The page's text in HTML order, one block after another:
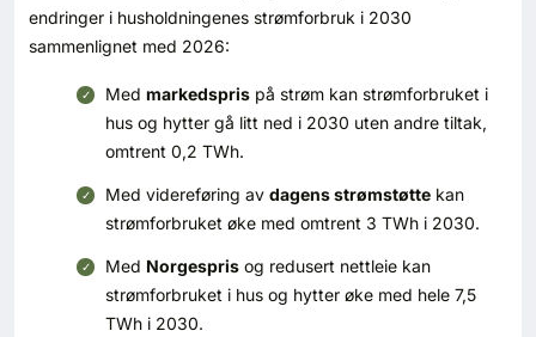
SE BLADARKIV
endringer i husholdningenes strømforbruk i 2030
sammenlignet med 2026:
Med markedspris på strøm kan strømforbruket i
hus og hytter gå litt ned i 2030 uten andre tiltak,
omtrent 0,2 TWh.
Med videreføring av dagens strømstøtte kan
strømforbruket øke med omtrent 3 TWh i 2030.
Med Norgespris og redusert nettleie kan
strømforbruket i hus og hytter øke med hele 7,5
TWh i 2030.